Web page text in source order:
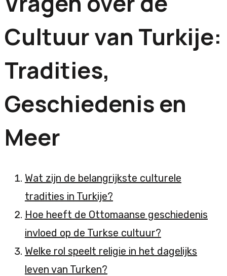
Cultuur van Turkije:
Tradities,
Geschiedenis en
Meer
Wat zijn de belangrijkste culturele
tradities in Turkije?
Hoe heeft de Ottomaanse geschiedenis
invloed op de Turkse cultuur?
Welke rol speelt religie in het dagelijks
leven van Turken?